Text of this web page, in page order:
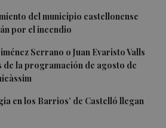
del municipio castellonense
por el incendio
Serrano o Juan Evaristo Valls
la programación de agosto de
en los Barrios’ de Castelló llegan